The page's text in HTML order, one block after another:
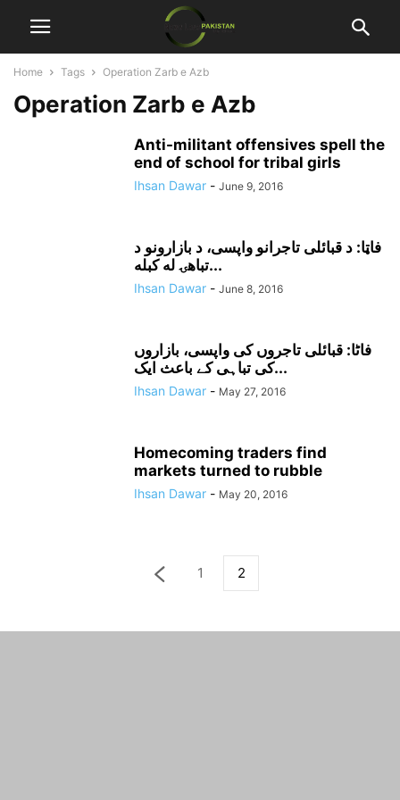
Home Tags Operation Zarb e Azb
Operation Zarb e Azb
Anti-militant offensives spell the
end of school for tribal girls
Ihsan Dawar - June 9, 2016
فاټا: د قبائلى تاجرانو واپسى، د بازارونو د
تباهۍ له کبله...
Ihsan Dawar - June 8, 2016
فاٹا: قبائلی تاجروں کی واپسی، بازاروں
کی تباہی کے باعث ایک...
Ihsan Dawar - May 27, 2016
Homecoming traders find
markets turned to rubble
Ihsan Dawar - May 20, 2016
1 2